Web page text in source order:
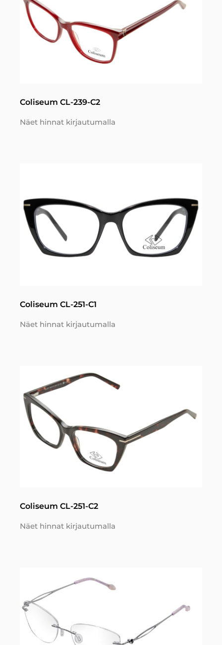
Coliseum CL-239-C2
Näet hinnat kirjautumalla
Coliseum CL-251-C1
Näet hinnat kirjautumalla
Coliseum CL-251-C2
Näet hinnat kirjautumalla